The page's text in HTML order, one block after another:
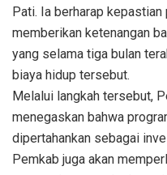
Pati. Ia berharap
memberikan ketenangan
yang selama tiga bulan
biaya hidup tersebut.
Melalui langkah tersebut,
menegaskan bahwa
dipertahankan sebagai
Pemkab juga akan